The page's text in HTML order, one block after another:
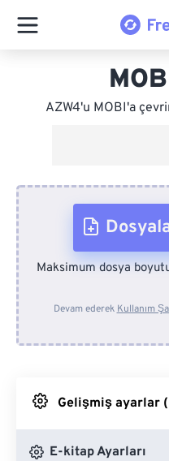
AZW4'u MOBI'a
Maksimum dosya
Devam ederek Kullanım
Gelişmiş ayarlar
E-kitap Ayarları